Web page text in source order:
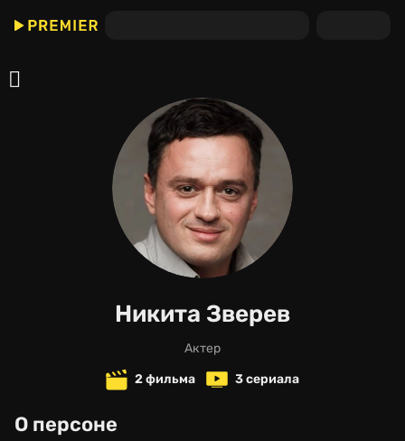
Никита Зверев
актер
2 фильма
3 сериала
О персоне